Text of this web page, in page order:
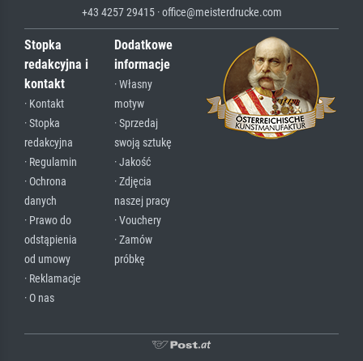
+43 4257 29415 · office@meisterdrucke.com
Stopka
redakcyjna i
kontakt
· Kontakt
· Stopka
redakcyjna
· Regulamin
· Ochrona
danych
· Prawo do
odstąpienia
od umowy
· Reklamacje
· O nas
Dodatkowe
informacje
· Własny
motyw
· Sprzedaj
swoją sztukę
· Jakość
· Zdjęcia
naszej pracy
· Vouchery
· Zamów
próbkę